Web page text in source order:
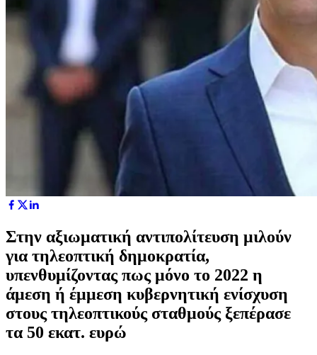
Στην αξιωματική αντιπολίτευση μιλούν
για τηλεοπτική δημοκρατία,
υπενθυμίζοντας πως μόνο το 2022 η
άμεση ή έμμεση κυβερνητική ενίσχυση
στους τηλεοπτικούς σταθμούς ξεπέρασε
τα 50 εκατ. ευρώ